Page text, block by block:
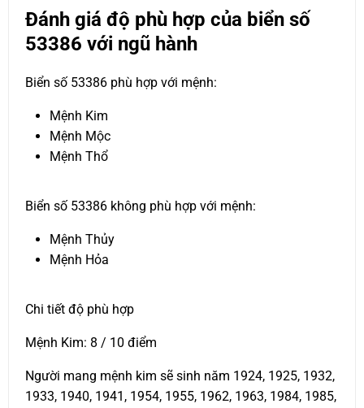
Đánh giá độ phù hợp của biển số
53386 với ngũ hành
Biển số 53386 phù hợp với mệnh:
Mệnh Kim
Mệnh Mộc
Mệnh Thổ
Biển số 53386 không phù hợp với mệnh:
Mệnh Thủy
Mệnh Hỏa
Chi tiết độ phù hợp
Mệnh Kim: 8 / 10 điểm
Người mang mệnh kim sẽ sinh năm 1924, 1925, 1932,
1933, 1940, 1941, 1954, 1955, 1962, 1963, 1984, 1985,